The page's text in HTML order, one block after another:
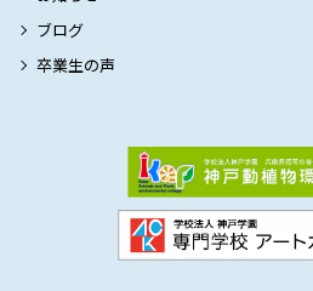
ブログ
卒業生の声